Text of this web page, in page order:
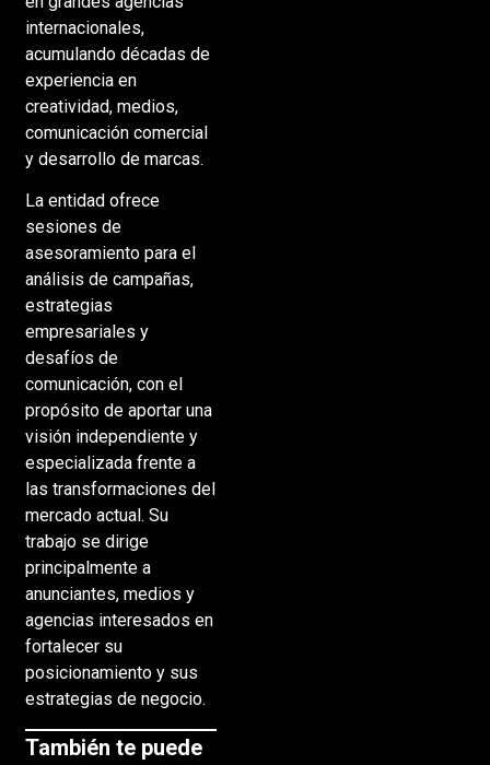
internacionales,
acumulando décadas de
experiencia en
creatividad, medios,
comunicación comercial
y desarrollo de marcas.
La entidad ofrece
sesiones de
asesoramiento para el
análisis de campañas,
estrategias
empresariales y
desafíos de
comunicación, con el
propósito de aportar una
visión independiente y
especializada frente a
las transformaciones del
mercado actual. Su
trabajo se dirige
principalmente a
anunciantes, medios y
agencias interesados en
fortalecer su
posicionamiento y sus
estrategias de negocio.
También te puede